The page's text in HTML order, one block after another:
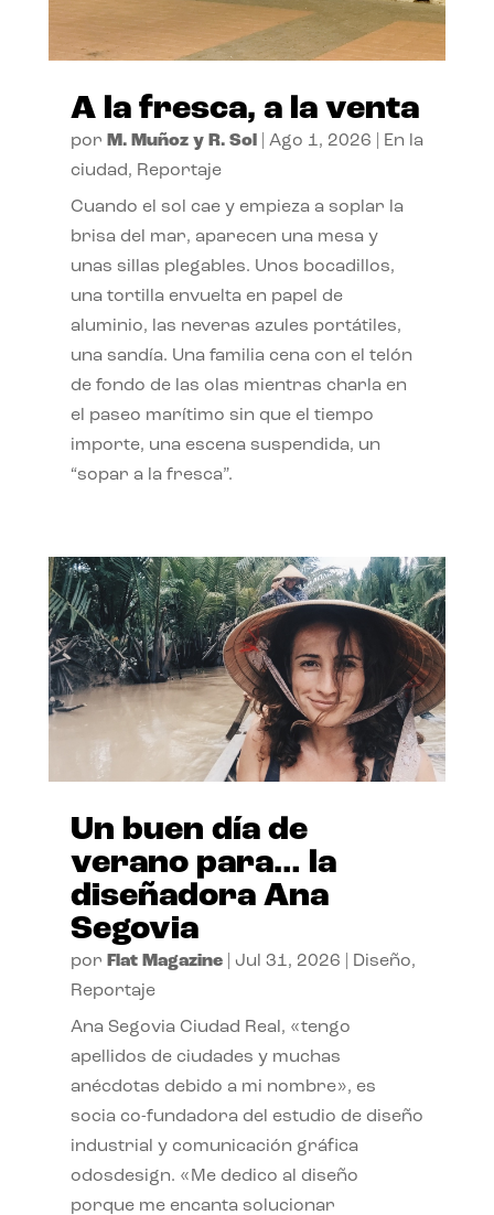
A la fresca, a la venta
por M. Muñoz y R. Sol| Ago 1, 2026
En la
ciudad, Reportaje
Cuando el sol cae y empieza a soplar la
brisa del mar, aparecen una mesa y
unas sillas plegables. Unos bocadillos,
una tortilla envuelta en papel de
aluminio, las neveras azules portátiles,
una sandía. Una familia cena con el telón
de fondo de las olas mientras charla en
el paseo marítimo sin que el tiempo
importe, una escena suspendida, un
“sopar a la fresca”.
Un buen día de
verano para… la
diseñadora Ana
Segovia
por Flat Magazine| Jul 31, 2026 Diseño,
Reportaje
Ana Segovia Ciudad Real, «tengo
apellidos de ciudades y muchas
anécdotas debido a mi nombre», es
socia co-fundadora del estudio de diseño
industrial y comunicación gráfica
odosdesign. «Me dedico al diseño
porque me encanta solucionar